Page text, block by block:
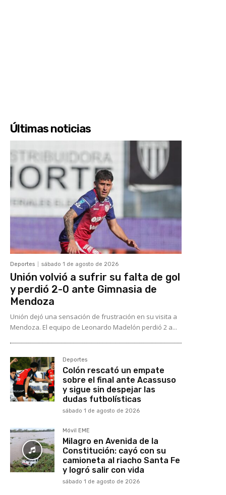
Últimas noticias
Deportes sábado 1 de agosto de 2026
Unión volvió a sufrir su falta de gol
y perdió 2-0 ante Gimnasia de
Mendoza
Unión dejó una sensación de frustración en su visita a
Mendoza. El equipo de Leonardo Madelón perdió 2 a...
Deportes
Colón rescató un empate
sobre el final ante Acassuso
y sigue sin despejar las
dudas futbolísticas
sábado 1 de agosto de 2026
Móvil EME
Milagro en Avenida de la
Constitución: cayó con su
camioneta al riacho Santa Fe
y logró salir con vida
sábado 1 de agosto de 2026